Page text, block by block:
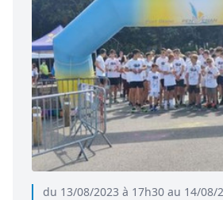
du 13/08/2023 à 17h30 au 14/08/